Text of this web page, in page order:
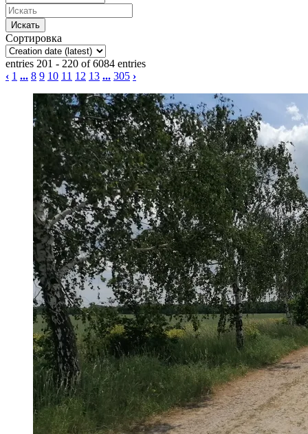
Сортировка
entries 201 - 220 of 6084 entries
‹ 1 ... 8 9 10 11 12 13 ... 305 ›